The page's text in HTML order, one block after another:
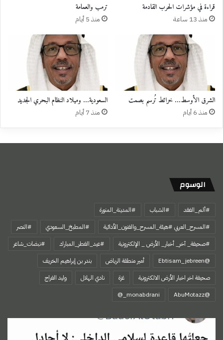
قراءة في مؤشرات الحرب القادمة
منذ 13 ساعة
ترمب والعمامة
منذ 5 أيام
الشرق الأوسط… خرائط تُرسم بصمت
منذ 6 أيام
السعودية… وميلاد النظام البحري الجديد
منذ 7 أيام
الوسوم
#ألم_الفقد #الشباب
#المدينة_المنورة
#المسرح_العربي #هيئة_المسرح_والفنون_الأدائية
#المطبخ_السعودي
#النصر
#صحيفة_ آخر_ أخبار_ الأرض _ الإلكترونية
#عيد_الفطر_المبارك
#نبضات_شاعر
@Ebtisam_jebreen
أمير منطقة الرياض
بندر بن إبراهيم الخريف
صحيفة اخر اخبار الأرض الالكترونية
غزة نادي الهلال
وليد الفراج
‏@AbuMotazz
التغريدة